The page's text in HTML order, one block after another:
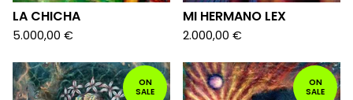
LA CHICHA
5.000,00 €
MI HERMANO LEX
2.000,00 €
ON
SALE
ON
SALE